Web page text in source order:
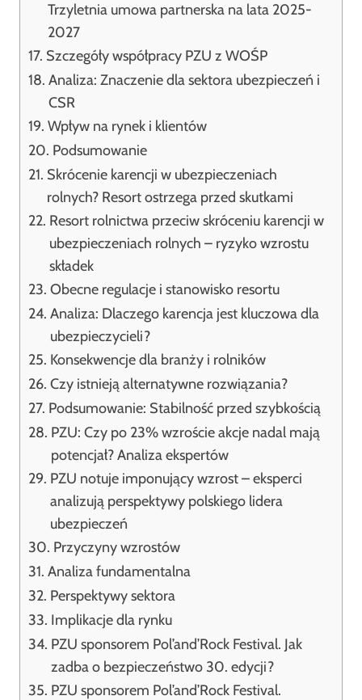
Trzyletnia umowa partnerska na lata 2025-
2027
Szczegóły współpracy PZU z WOŚP
Analiza: Znaczenie dla sektora ubezpieczeń i
CSR
Wpływ na rynek i klientów
Podsumowanie
Skrócenie karencji w ubezpieczeniach
rolnych? Resort ostrzega przed skutkami
Resort rolnictwa przeciw skróceniu karencji w
ubezpieczeniach rolnych – ryzyko wzrostu
składek
Obecne regulacje i stanowisko resortu
Analiza: Dlaczego karencja jest kluczowa dla
ubezpieczycieli?
Konsekwencje dla branży i rolników
Czy istnieją alternatywne rozwiązania?
Podsumowanie: Stabilność przed szybkością
PZU: Czy po 23% wzroście akcje nadal mają
potencjał? Analiza ekspertów
PZU notuje imponujący wzrost – eksperci
analizują perspektywy polskiego lidera
ubezpieczeń
Przyczyny wzrostów
Analiza fundamentalna
Perspektywy sektora
Implikacje dla rynku
PZU sponsorem Pol’and’Rock Festival. Jak
zadba o bezpieczeństwo 30. edycji?
PZU sponsorem Pol’and’Rock Festival.